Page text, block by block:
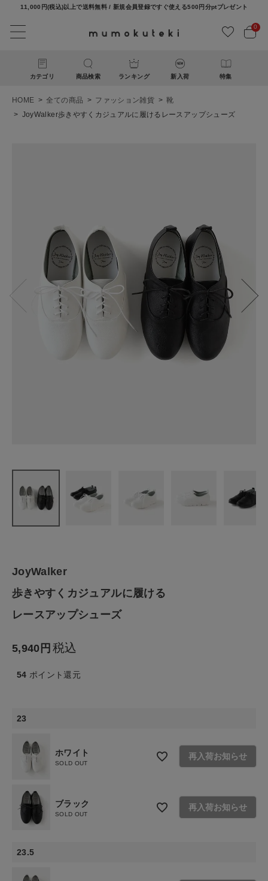
11,000円(税込)以上で送料無料 / 新規会員登録ですぐ使える500円分ptプレゼント
0
カテゴリ 商品検索 ランキング 新入荷 特集
ログイン 新規会員登録
CATEGORY
生活雑貨
食品
ギフト
CONTENTS
ご利用ガイド
お問い合わせ
HOME 全ての商品 ファッション雑貨
靴
JoyWalker歩きやすくカジュアルに履けるレースアップシューズ
JoyWalker
歩きやすくカジュアルに履ける
レースアップシューズ
5,940 税込
54 ポイント還元
23
ホワイト
SOLD OUT
再入荷お知らせ
ブラック
SOLD OUT
再入荷お知らせ
23.5